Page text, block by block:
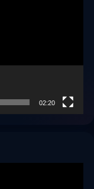
02:20